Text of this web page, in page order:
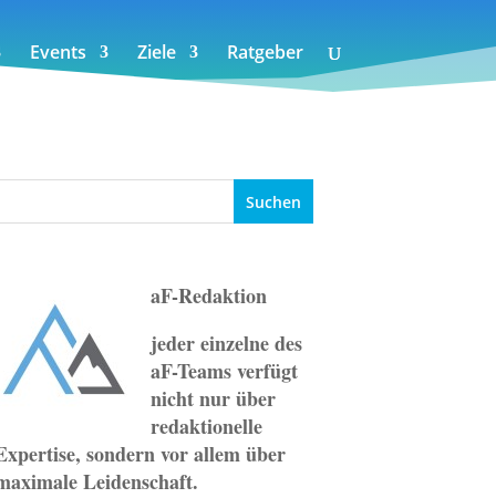
Events Ziele Ratgeber
aF-Redaktion
jeder einzelne des
aF-Teams verfügt
nicht nur über
redaktionelle
sondern vor allem über
Leidenschaft.